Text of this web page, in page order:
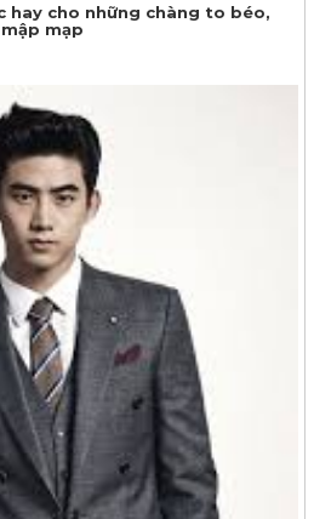
hay cho những chàng to béo,
mập mạp